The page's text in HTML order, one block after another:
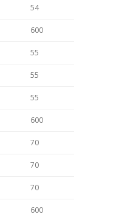
54
600
55
55
55
600
70
70
70
600